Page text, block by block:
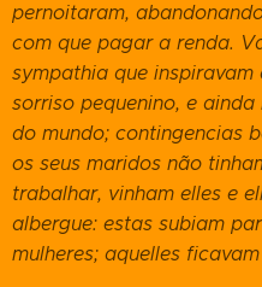
pernoitaram,
com que pagar a renda.
sympathia que inspiravam
sorriso pequenino, e
do mundo; contingencias
os seus maridos não
trabalhar, vinham elles e
albergue: estas subiam
mulheres; aquelles